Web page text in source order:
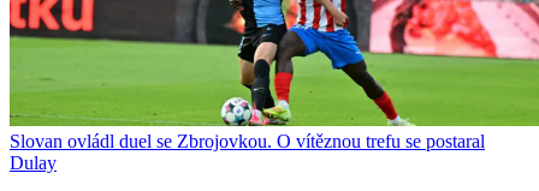
Slovan ovládl duel se Zbrojovkou. O vítěznou trefu se postaral
Dulay